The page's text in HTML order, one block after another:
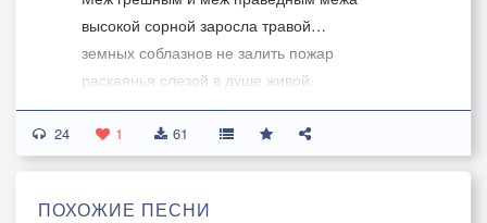
высокой сорной заросла травой…
земных соблазнов не залить пожар
раскаянья слезой в душе живой.
Молитвой зов греха не заглушить.
Его геном вшивая в каждый нерв
в созданье божьем мститель – Люцифер.
24 1 61
ПОХОЖИЕ ПЕСНИ